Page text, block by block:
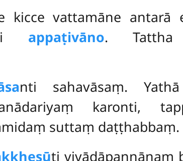
kicce vattamāne antarā
appaṭivāno. Tattha
nti sahavāsaṃ.
karonti,
suttaṃ daṭṭhabbaṃ.
ti vivādāpannānaṃ